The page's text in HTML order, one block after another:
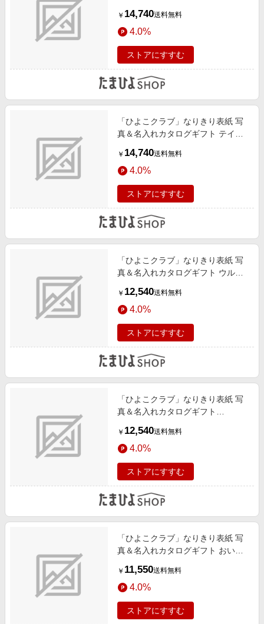
￥ 14,740送料無料
4.0%
ストアにすすむ
「ひよこクラブ」なりきり表紙 写
真＆名入れカタログギフト テイ
￥ 14,740送料無料
4.0%
ストアにすすむ
「ひよこクラブ」なりきり表紙 写
真＆名入れカタログギフト ウルア
￥ 12,540送料無料
4.0%
ストアにすすむ
「ひよこクラブ」なりきり表紙 写
真＆名入れカタログギフト
￥ 12,540送料無料
4.0%
ストアにすすむ
「ひよこクラブ」なりきり表紙 写
真＆名入れカタログギフト おいし
￥ 11,550送料無料
4.0%
ストアにすすむ